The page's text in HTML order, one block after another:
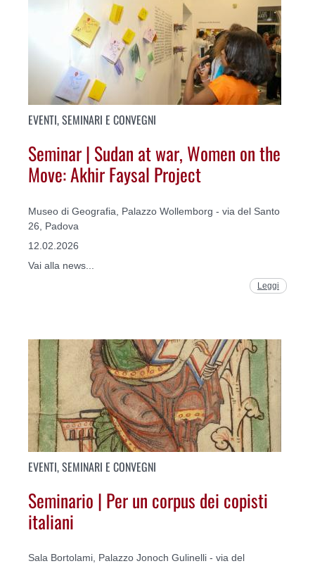
EVENTI, SEMINARI E CONVEGNI
Seminar | Sudan at war, Women on the
Move: Akhir Faysal Project
Museo di Geografia, Palazzo Wollemborg - via del Santo
26, Padova
12.02.2026
Vai alla news...
Leggi
EVENTI, SEMINARI E CONVEGNI
Seminario | Per un corpus dei copisti
italiani
Sala Bortolami, Palazzo Jonoch Gulinelli - via del